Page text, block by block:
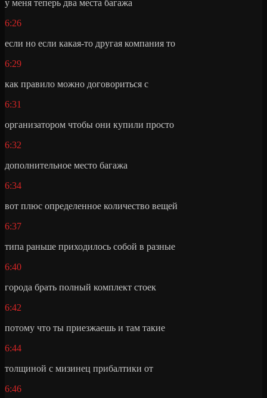
у меня теперь два места багажа
6:26
если но если какая-то другая компания то
6:29
как правило можно договориться с
6:31
организатором чтобы они купили просто
6:32
дополнительное место багажа
6:34
вот плюс определенное количество вещей
6:37
типа раньше приходилось собой в разные
6:40
города брать полный комплект стоек
6:42
потому что ты приезжаешь и там такие
6:44
толщиной с мизинец прибалтики от
6:46